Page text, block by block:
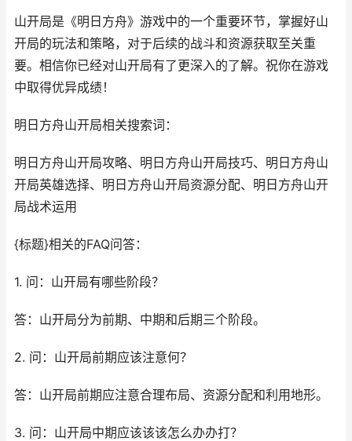
山开局是《明日方舟》游戏中的一个重要环节，掌握好山
开局的玩法和策略，对于后续的战斗和资源获取至关重
要。相信你已经对山开局有了更深入的了解。祝你在游戏
中取得优异成绩！
明日方舟山开局相关搜索词：
明日方舟山开局攻略、明日方舟山开局技巧、明日方舟山
开局英雄选择、明日方舟山开局资源分配、明日方舟山开
局战术运用
{标题}相关的FAQ问答：
1. 问：山开局有哪些阶段？
答：山开局分为前期、中期和后期三个阶段。
2. 问：山开局前期应该注意何？
答：山开局前期应注意合理布局、资源分配和利用地形。
3. 问：山开局中期应该该该怎么办办打？